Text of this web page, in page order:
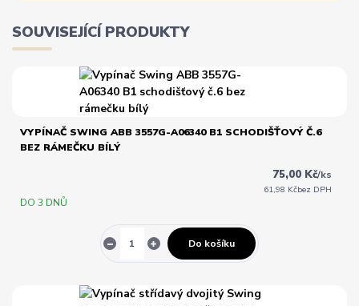
SOUVISEJÍCÍ PRODUKTY
VYPÍNAČ SWING ABB 3557G-A06340 B1 SCHODIŠŤOVÝ Č.6
BEZ RÁMEČKU BÍLÝ
75,00 Kč/ks
61,98 Kčbez DPH
DO 3 DNŮ
Do košíku